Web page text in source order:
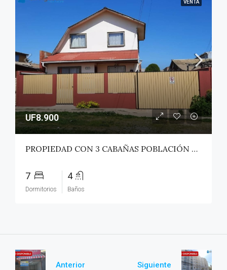
VENTA
UF8.900
PROPIEDAD CON 3 CABAÑAS POBLACIÓN ROSS – PICHILEMU
7
Dormitorios
4
Baños
Anterior Siguiente